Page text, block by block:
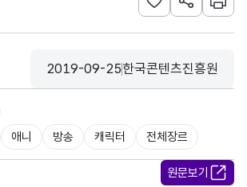
관심사 등록하기
URL 공유하
인쇄
등록일
2019-09-25
수집기관
한국콘텐츠진흥원
애니 방송 캐릭터 전체장르
원문보기